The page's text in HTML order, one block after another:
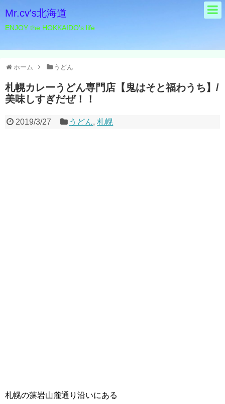
Mr.cv's北海道
ENJOY the HOKKAIDO's life
ホーム うどん
札幌カレーうどん専門店【鬼はそと福わうち】/
美味しすぎだぜ！！
2019/3/27 うどん,札幌
札幌の藻岩山麓通り沿いにある